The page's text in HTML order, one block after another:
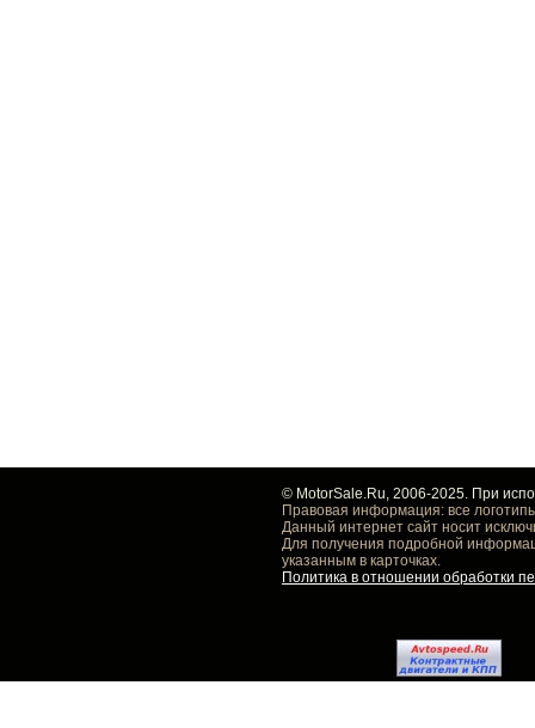
© MotorSale.Ru, 2006-2025. При
Правовая информация: все
Данный интернет сайт носит
Для получения подробной
указанным в карточках.
Политика в отношении обработки